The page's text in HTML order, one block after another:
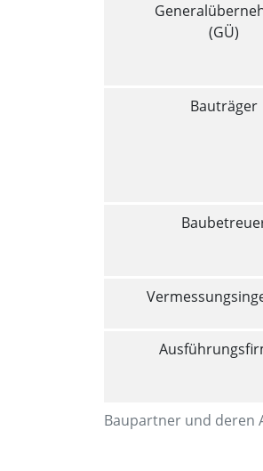
Baupartner und deren
(GÜ)
Bauträger